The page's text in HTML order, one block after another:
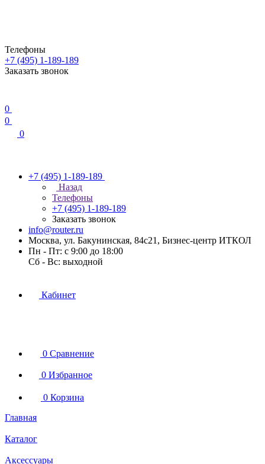
Телефоны
+7 (495) 1-189-189
Заказать звонок
0
0
0
+7 (495) 1-189-189
Назад
Телефоны
+7 (495) 1-189-189
Заказать звонок
info@router.ru
Москва, ул. Бакунинская, 84с21, Бизнес-центр ИТКОЛ
Пн - Пт: с 9:00 до 18:00
Cб - Вс: выходной
Кабинет
0 Сравнение
0 Избранное
0 Корзина
Главная
Каталог
Аксессуары